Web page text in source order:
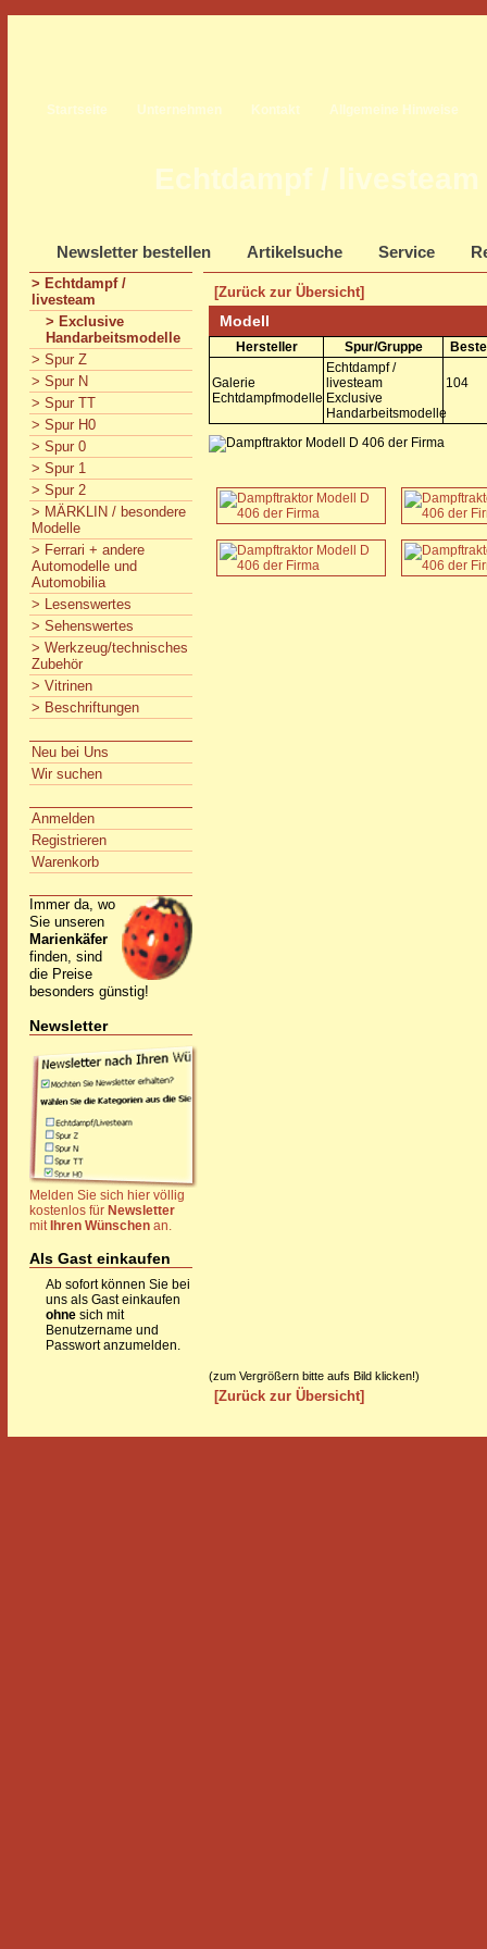
Startseite Unternehmen Kontakt Allgemeine Hinweise
Echtdampf /
Newsletter bestellen Artikelsuche Service
> Echtdampf /
livesteam
> Exclusive
Handarbeitsmodelle
> Spur Z
> Spur N
> Spur TT
> Spur H0
> Spur 0
> Spur 1
> Spur 2
> MÄRKLIN / besondere
Modelle
> Ferrari + andere
Automodelle und
Automobilia
> Lesenswertes
> Sehenswertes
> Werkzeug/technisches
Zubehör
> Vitrinen
> Beschriftungen
Neu bei Uns
Wir suchen
Anmelden
Registrieren
Warenkorb
Immer da, wo
Sie unseren
Marienkäfer
finden, sind
die Preise
besonders günstig!
Newsletter
Melden Sie sich hier völlig
kostenlos für Newsletter
mit Ihren Wünschen an.
Als Gast einkaufen
Ab sofort können Sie bei
uns als Gast einkaufen
ohne sich mit
Benutzername und
Passwort anzumelden.
[Zurück zur Übersicht]
Modell
Hersteller Spur/Gruppe
Galerie
Echtdampfmodelle
Echtdampf /
livesteam
Exclusive
Handarbeitsmodelle
104
(zum Vergrößern bitte aufs Bild klicken!)
[Zurück zur Übersicht]